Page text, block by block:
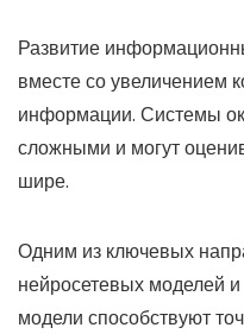
Развитие
вместе со увеличением
информации. Системы
сложными и могут
шире.
Одним из ключевых
нейросетевых моделей
модели способствуют